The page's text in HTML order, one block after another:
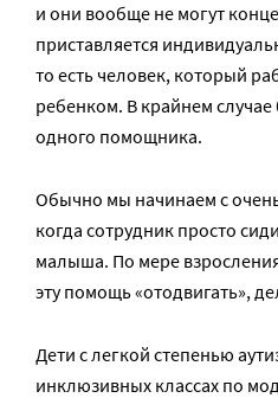
и они вообще не могут
приставляется
то есть человек, который
ребенком. В крайнем случае
одного помощника.
Обычно мы начинаем с
когда сотрудник просто
малыша. По мере
эту помощь «отодвигать»,
Дети с легкой степенью
инклюзивных классах по